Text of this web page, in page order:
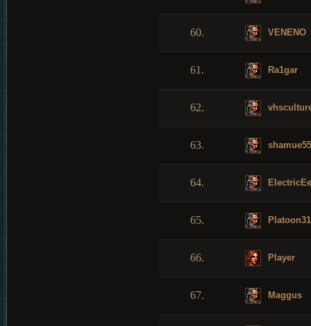
60. VENENO
61. Ra1gar
62.
63. shamue55
64.
65.
66. Player
67. Maggus